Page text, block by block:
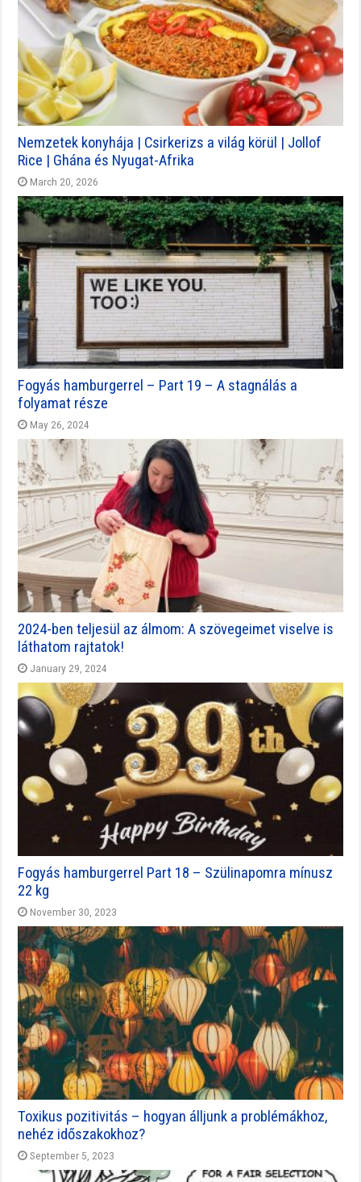
Nemzetek konyhája | Csirkerizs a világ körül | Jollof
Rice | Ghána és Nyugat-Afrika
March 20, 2026
Fogyás hamburgerrel – Part 19 – A stagnálás a
folyamat része
May 26, 2024
2024-ben teljesül az álmom: A szövegeimet viselve is
láthatom rajtatok!
January 29, 2024
Fogyás hamburgerrel Part 18 – Szülinapomra mínusz
22 kg
November 30, 2023
Toxikus pozitivitás – hogyan álljunk a problémákhoz,
nehéz időszakokhoz?
September 5, 2023